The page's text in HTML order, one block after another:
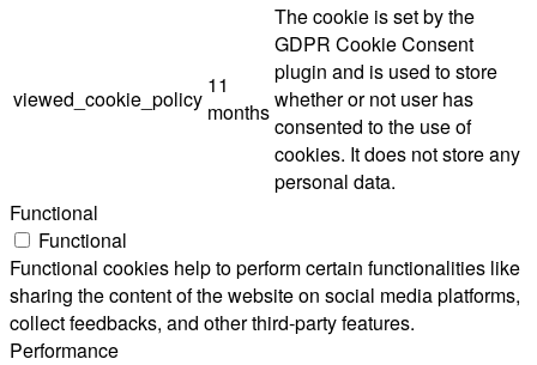
viewed_cookie_policy
11
months
The cookie is set by the
GDPR Cookie Consent
plugin and is used to store
whether or not user has
consented to the use of
cookies. It does not store any
personal data.
Functional
Functional
Functional cookies help to perform certain functionalities like
sharing the content of the website on social media platforms,
collect feedbacks, and other third-party features.
Performance